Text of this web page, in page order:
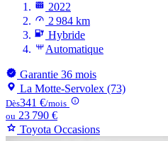
2022
2 984 km
Hybride
Automatique
Garantie 36 mois
La Motte-Servolex (73)
Dès341 €/mois
ou 23 790 €
Toyota Occasions